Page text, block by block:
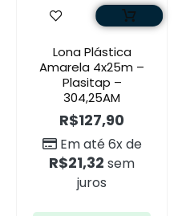
Lona Plástica
Amarela 4x25m –
Plasitap –
304,25AM
R$127,90
Em até 6x de
R$21,32 sem
juros